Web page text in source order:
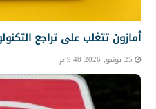
أمازون تتغلب على تراجع
25 يونيو, 2026 9:48 م